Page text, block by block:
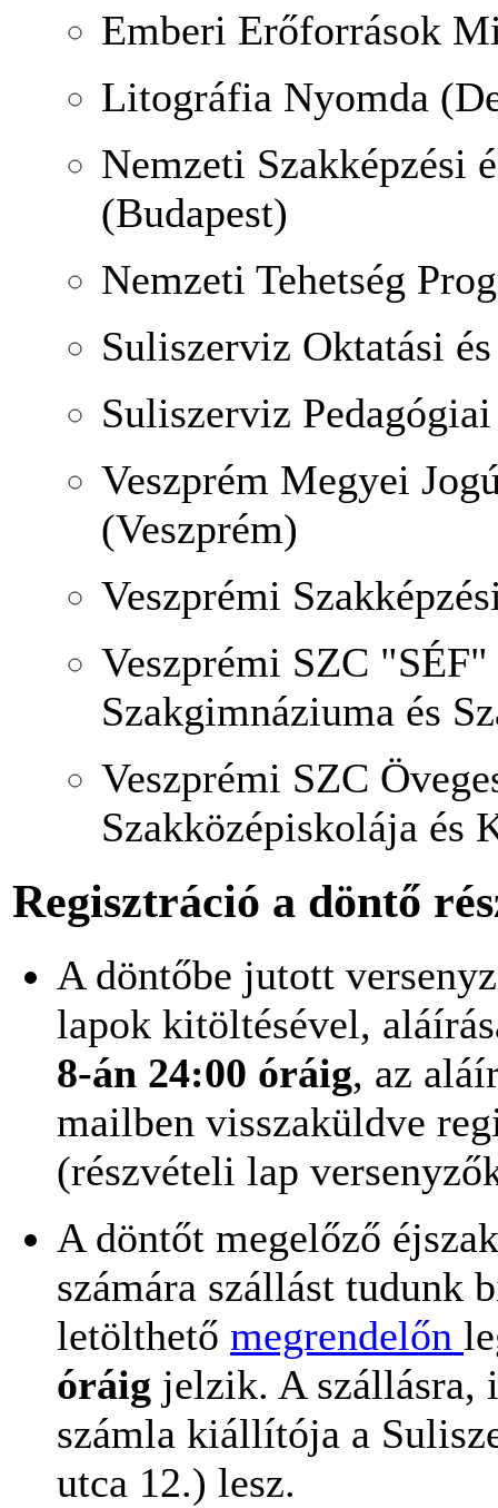
Emberi Erőforrások
Litográfia Nyomda
Nemzeti Szakképzési
(Budapest)
Nemzeti Tehetség
Suliszerviz Oktatási
Suliszerviz
Veszprém Megyei
(Veszprém)
Veszprémi
Veszprémi SZC
Szakgimnáziuma és
Veszprémi SZC
Szakközépiskolája és
Regisztráció a döntő
A döntőbe jutott
lapok kitöltésével,
8-án 24:00 óráig, az
mailben visszaküldve
(részvételi lap
A döntőt megelőző
számára szállást tudunk
letölthető megrendelőn
óráig jelzik. A szállásra,
számla kiállítója a
utca 12.) lesz.